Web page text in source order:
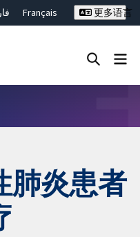
Français
更多语言
肺炎患者